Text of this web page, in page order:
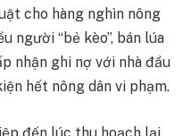
cho hàng nghìn nông
người “bẻ kèo”, bán lúa
nhận ghi nợ với nhà đầu
hết nông dân vi phạm.